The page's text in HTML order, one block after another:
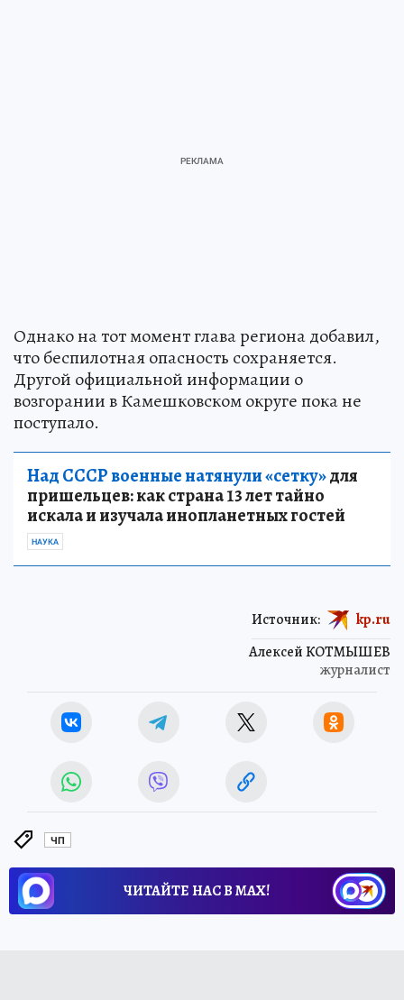
Однако на тот момент глава региона добавил,
что беспилотная опасность сохраняется.
Другой официальной информации о
возгорании в Камешковском округе пока не
поступало.
Над СССР военные натянули «сетку»для
пришельцев: как страна 13 лет тайно
искала и изучала инопланетных гостей
НАУКА
Алексей КОТМЫШЕВ
журналист
Источник: kp.ru
ЧП
ЧИТАЙТЕ НАС В МАХ!